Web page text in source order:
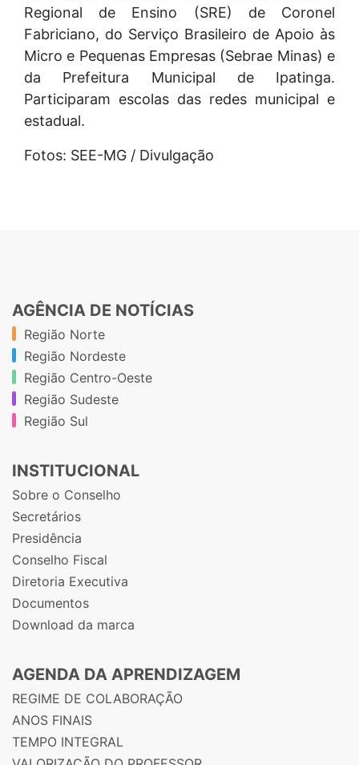
Regional de Ensino (SRE) de Coronel
Fabriciano, do Serviço Brasileiro de Apoio às
Micro e Pequenas Empresas (Sebrae Minas) e
da Prefeitura Municipal de Ipatinga.
Participaram escolas das redes municipal e
estadual.
Fotos: SEE-MG / Divulgação
AGÊNCIA DE NOTÍCIAS
Região Norte
Região Nordeste
Região Centro-Oeste
Região Sudeste
Região Sul
INSTITUCIONAL
Sobre o Conselho
Secretários
Presidência
Conselho Fiscal
Diretoria Executiva
Documentos
Download da marca
AGENDA DA APRENDIZAGEM
REGIME DE COLABORAÇÃO
ANOS FINAIS
TEMPO INTEGRAL